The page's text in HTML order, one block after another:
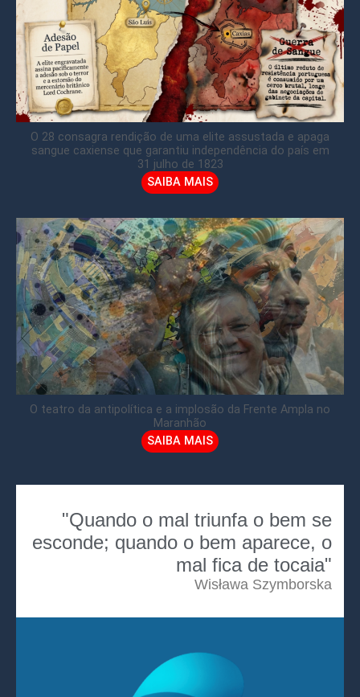
O 28 consagra rendição de uma elite assustada e apaga
sangue caxiense que garantiu independência do país em
31 julho de 1823
SAIBA MAIS
O teatro da antipolítica e a implosão da Frente Ampla no
Maranhão
SAIBA MAIS
"Quando o mal triunfa o bem se
esconde; quando o bem aparece, o
mal fica de tocaia"
Wisława Szymborska